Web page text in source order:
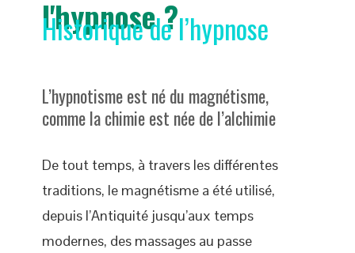
l'hypnose ?
Historique de l’hypnose
L’hypnotisme est né du magnétisme,
comme la chimie est née de l’alchimie
De tout temps, à travers les différentes
traditions, le magnétisme a été utilisé,
depuis l’Antiquité jusqu’aux temps
modernes, des massages au passe